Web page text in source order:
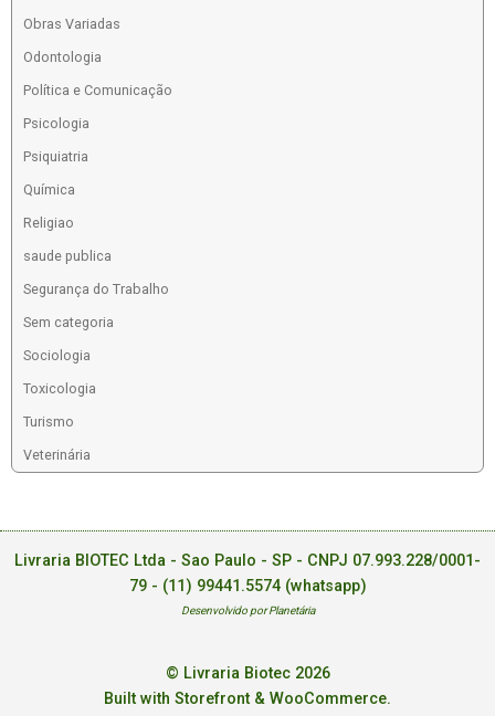
Obras Variadas
Odontologia
Política e Comunicação
Psicologia
Psiquiatria
Química
Religiao
saude publica
Segurança do Trabalho
Sem categoria
Sociologia
Toxicologia
Turismo
Veterinária
Livraria BIOTEC Ltda - Sao Paulo - SP - CNPJ 07.993.228/0001-
79 - (11) 99441.5574 (whatsapp)
Desenvolvido por Planetária
© Livraria Biotec 2026
Built with Storefront & WooCommerce.